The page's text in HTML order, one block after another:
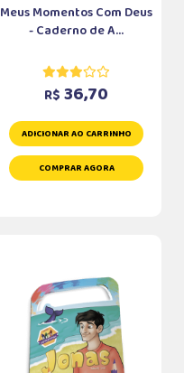
Meus Momentos Com Deus
- Caderno de A...
R$ 36,70
ADICIONAR AO CARRINHO
COMPRAR AGORA